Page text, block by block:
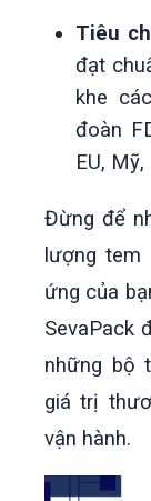
Tiêu
đạt
khe
đoàn
EU,
Đừng để
lượng tem
ứng của
SevaPack
những bộ
giá trị
vận hành.